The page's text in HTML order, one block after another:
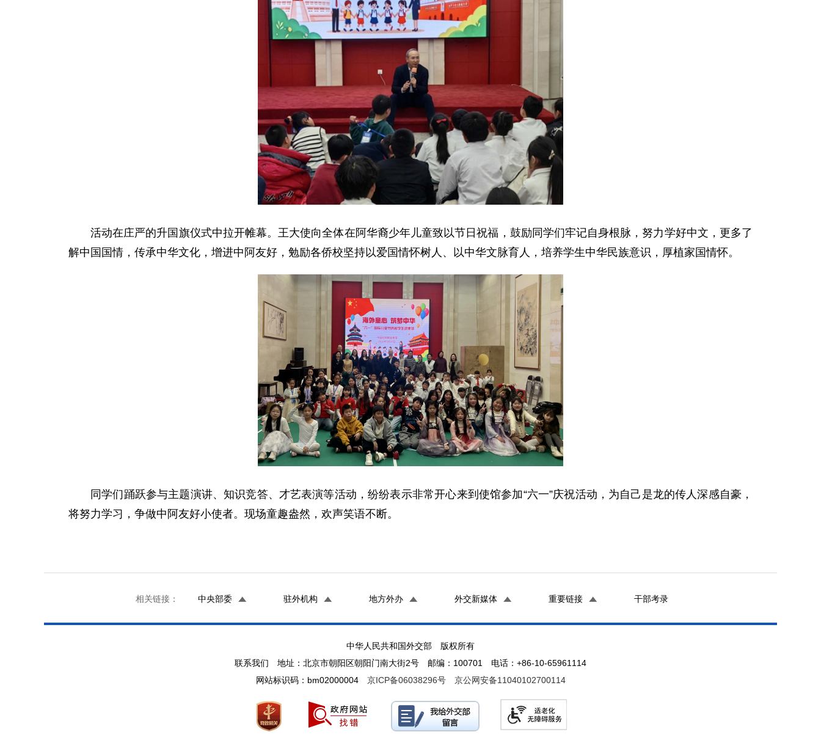
活动在庄严的升国旗仪式中拉开帷幕。王大使向全体在阿华裔少年儿童致以节日祝福，鼓励同学们牢记自身根脉，努力学好中文，更多了
解中国国情，传承中华文化，增进中阿友好，勉励各侨校坚持以爱国情怀树人、以中华文脉育人，培养学生中华民族意识，厚植家国情怀。
同学们踊跃参与主题演讲、知识竞答、才艺表演等活动，纷纷表示非常开心来到使馆参加“六一”庆祝活动，为自己是龙的传人深感自豪，
将努力学习，争做中阿友好小使者。现场童趣盎然，欢声笑语不断。
相关链接： 中央部委 驻外机构 地方外办 外交新媒体 重要链接 干部考录
中华人民共和国外交部 版权所有
联系我们 地址：北京市朝阳区朝阳门南大街2号 邮编：100701 电话：+86-10-65961114
网站标识码：bm02000004 京ICP备06038296号 京公网安备11040102700114